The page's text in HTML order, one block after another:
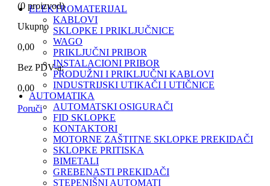
(0 proizvod)
Ukupno
0,00
Bez PDV-a:
0,00
Poruči
ELEKTROMATERIJAL
KABLOVI
SKLOPKE I PRIKLJUČNICE
WAGO
PRIKLJUČNI PRIBOR
INSTALACIONI PRIBOR
PRODUŽNI I PRIKLJUČNI KABLOVI
INDUSTRIJSKI UTIKAČI I UTIČNICE
AUTOMATIKA
AUTOMATSKI OSIGURAČI
FID SKLOPKE
KONTAKTORI
MOTORNE ZAŠTITNE SKLOPKE PREKIDAČI
SKLOPKE PRITISKA
BIMETALI
GREBENASTI PREKIDAČI
STEPENIŠNI AUTOMATI